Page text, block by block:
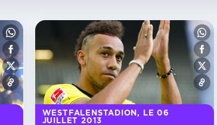
WESTFALENSTADION, LE 06
JUILLET 2013